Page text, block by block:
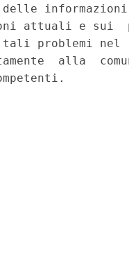
delle
attuali e sui
tali problemi
alla